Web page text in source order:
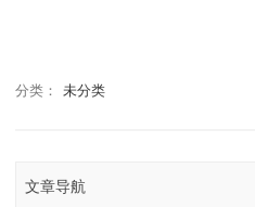
分类： 未分类
文章导航